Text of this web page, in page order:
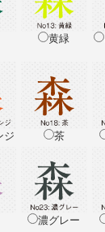
黄緑
ジ 茶
濃グレー